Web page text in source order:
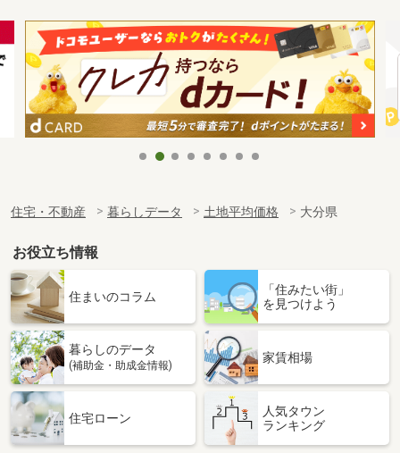
住宅・不動産 暮らしデータ 土地平均価格 大分県
お役立ち情報
住まいのコラム
「住みたい街」
を見つけよう
暮らしのデータ
(補助金・助成金情報)
家賃相場
住宅ローン
人気タウン
ランキング